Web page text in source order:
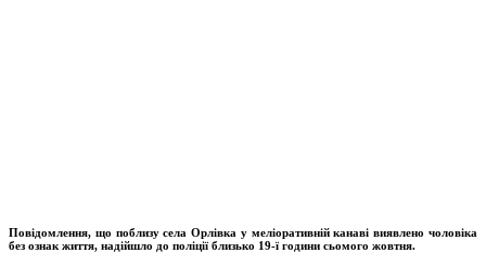
Повідомлення, що поблизу села Орлівка у меліоративній канаві виявлено чоловіка
без ознак життя, надійшло до поліції близько 19-ї години сьомого жовтня.